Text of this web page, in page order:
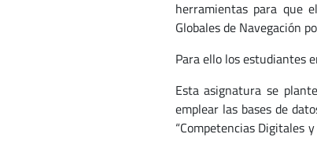
herramientas para que
Globales de Navegación
Para ello los estudiantes
Esta asignatura se
emplear las bases de
“Competencias Digitales